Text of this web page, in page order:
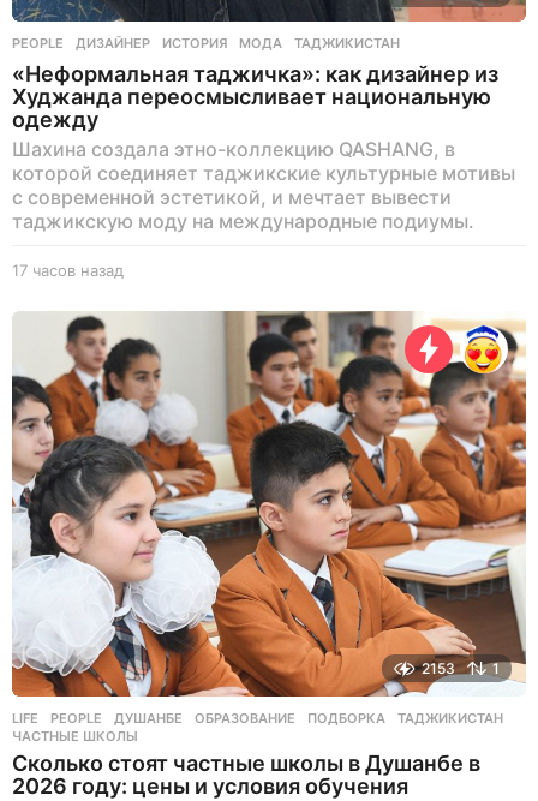
PEOPLE ДИЗАЙНЕР ,ИСТОРИЯ ,МОДА ,ТАДЖИКИСТАН
«Неформальная таджичка»: как дизайнер из
Худжанда переосмысливает национальную
одежду
Шахина создала этно-коллекцию QASHANG, в
которой соединяет таджикские культурные мотивы
с современной эстетикой, и мечтает вывести
таджикскую моду на международные подиумы.
17 часов назад
ч
а
с
о
в
н
а
з
а
д
2153 1
LIFE ,PEOPLE ДУШАНБЕ ,ОБРАЗОВАНИЕ ,ПОДБОРКА ,ТАДЖИКИСТАН
ЧАСТНЫЕ ШКОЛЫ
Сколько стоят частные школы в Душанбе в
2026 году: цены и условия обучения